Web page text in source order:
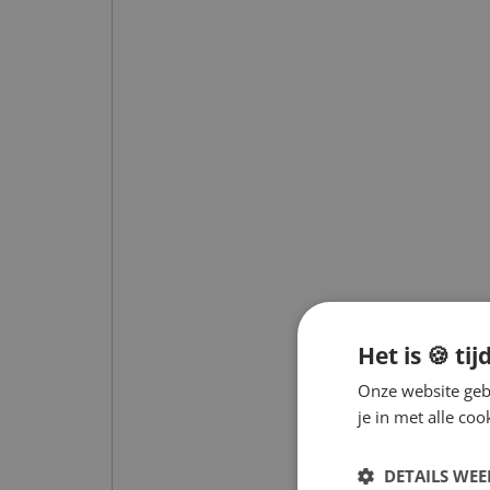
Het is 🍪
Onze website
je in met alle
DETAILS